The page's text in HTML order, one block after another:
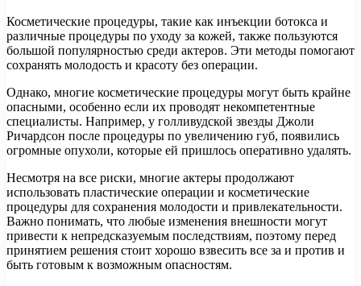
Косметические процедуры, такие как инъекции ботокса и
различные процедуры по уходу за кожей, также пользуются
большой популярностью среди актеров. Эти методы помогают
сохранять молодость и красоту без операции.
Однако, многие косметические процедуры могут быть крайне
опасными, особенно если их проводят некомпетентные
специалисты. Например, у голливудской звезды Джоли
Ричардсон после процедуры по увеличению губ, появились
огромные опухоли, которые ей пришлось оперативно удалять.
Несмотря на все риски, многие актеры продолжают
использовать пластические операции и косметические
процедуры для сохранения молодости и привлекательности.
Важно понимать, что любые изменения внешности могут
привести к непредсказуемым последствиям, поэтому перед
принятием решения стоит хорошо взвесить все за и против и
быть готовым к возможным опасностям.